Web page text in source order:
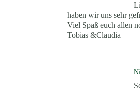
haben wir uns sehr
Viel Spaß euch allen
Tobias &Claudia